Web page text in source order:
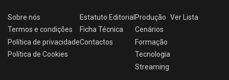
Sobre nós
Termos e condições
Política de privacidade
Política de Cookies
Estatuto Editorial
Ficha Técnica
Contactos
Produção
Cenários
Formação
Tecnologia
Streaming
Ver Lista